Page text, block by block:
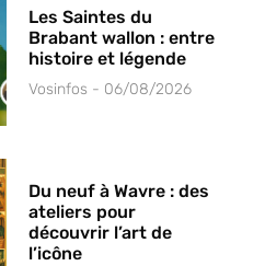
Les Saintes du
Brabant wallon : entre
histoire et légende
Vosinfos 06/08/2026
Du neuf à Wavre : des
ateliers pour
découvrir l’art de
l’icône